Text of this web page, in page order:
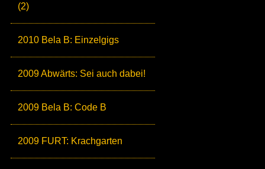
(2)
2010 Bela B: Einzelgigs
2009 Abwärts: Sei auch dabei!
2009 Bela B: Code B
2009 FURT: Krachgarten